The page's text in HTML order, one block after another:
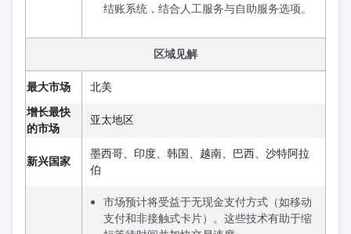
结账系统，结合人工服务与自助服务选项。
区域见解
最大市场
北美
增长最快
的市场
亚太地区
新兴国家
墨西哥、印度、韩国、越南、巴西、沙特阿拉
伯
市场预计将受益于无现金支付方式（如移动
支付和非接触式卡片）。这些技术有助于缩